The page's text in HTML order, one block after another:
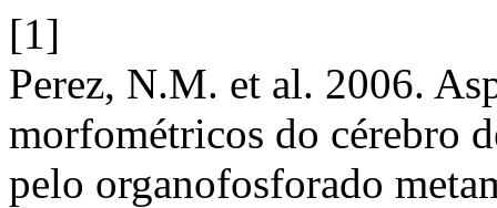
[1]
Perez, N.M. et al. 2006.
morfométricos do cérebro
pelo organofosforado